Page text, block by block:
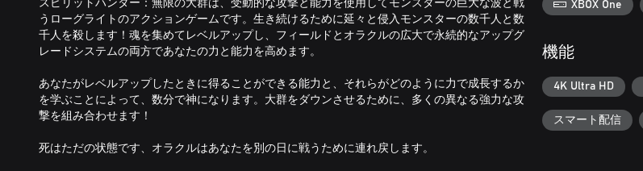
うローグライトのアクションゲームです。生き続けるために延々と侵入モンスターの数千人と数
千人を殺します！魂を集めてレベルアップし、フィールドとオラクルの広大で永続的なアップグ
レードシステムの両方であなたの力と能力を高めます。
あなたがレベルアップしたときに得ることができる能力と、それらがどのように力で成長するか
を学ぶことによって、数分で神になります。大群をダウンさせるために、多くの異なる強力な攻
撃を組み合わせます！
死はただの状態です、オラクルはあなたを別の日に戦うために連れ戻します。
XBOX One
機能
4K Ultra HD
スマート配信